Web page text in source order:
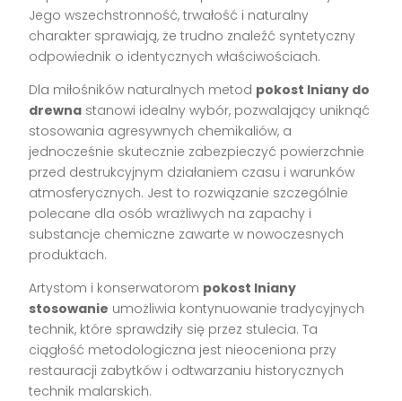
Jego wszechstronność, trwałość i naturalny
charakter sprawiają, że trudno znaleźć syntetyczny
odpowiednik o identycznych właściwościach.
Dla miłośników naturalnych metod pokost lniany do
drewna stanowi idealny wybór, pozwalający uniknąć
stosowania agresywnych chemikaliów, a
jednocześnie skutecznie zabezpieczyć powierzchnie
przed destrukcyjnym działaniem czasu i warunków
atmosferycznych. Jest to rozwiązanie szczególnie
polecane dla osób wrażliwych na zapachy i
substancje chemiczne zawarte w nowoczesnych
produktach.
Artystom i konserwatorom pokost lniany
stosowanie umożliwia kontynuowanie tradycyjnych
technik, które sprawdziły się przez stulecia. Ta
ciągłość metodologiczna jest nieoceniona przy
restauracji zabytków i odtwarzaniu historycznych
technik malarskich.